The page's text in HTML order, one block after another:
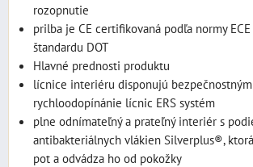
rozopnutie
prilba je CE certifikovaná podľa normy
štandardu DOT
Hlavné prednosti produktu
lícnice interiéru disponujú
rychloodopínánie lícnic ERS systém
plne odnímateľný a prateľný interiér s
antibakteriálnych vlákien Silverplus®,
pot a odvádza ho od pokožky